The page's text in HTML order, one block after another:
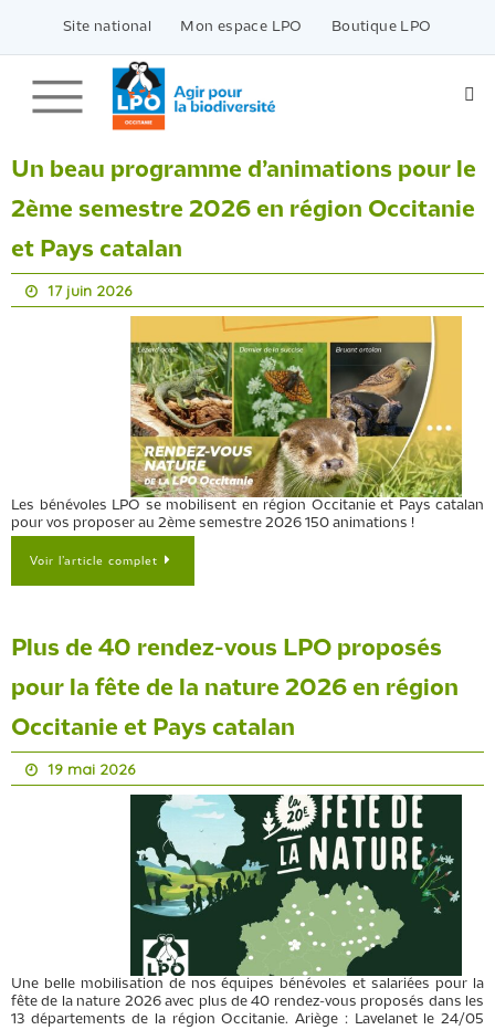
contenu
Site national Mon espace LPO Boutique LPO
Un beau programme d’animations pour le
2ème semestre 2026 en région Occitanie
et Pays catalan
17 juin 2026
Les bénévoles LPO se mobilisent en région Occitanie et Pays catalan
pour vos proposer au 2ème semestre 2026 150 animations !
Voir l’article complet
Plus de 40 rendez-vous LPO proposés
pour la fête de la nature 2026 en région
Occitanie et Pays catalan
19 mai 2026
Une belle mobilisation de nos équipes bénévoles et salariées pour la
fête de la nature 2026 avec plus de 40 rendez-vous proposés dans les
13 départements de la région Occitanie. Ariège : Lavelanet le 24/05